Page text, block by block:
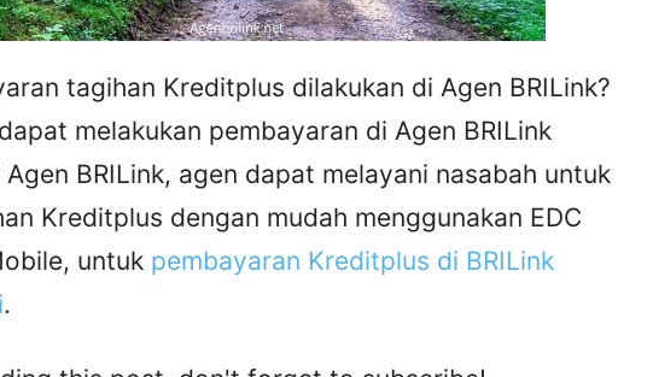
tagihan Kreditplus dilakukan di Agen BRILink?
melakukan pembayaran di Agen BRILink
BRILink, agen dapat melayani nasabah untuk
Kreditplus dengan mudah menggunakan EDC
untuk pembayaran Kreditplus di BRILink
.